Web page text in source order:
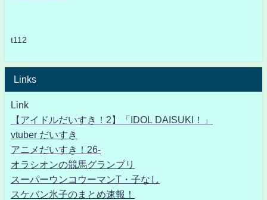
t112
Links
Link
【アイドルだいすき！2】「IDOL DAISUKI！」
vtuber だいすき
アニメだいすき！26-
オラシオンの競馬グランプリ
スーパーウンコウーマンT・子なし
スケバン氷子のまとめ速報！